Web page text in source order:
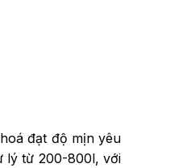
đạt độ mịn yêu
lý từ 200-800l, với